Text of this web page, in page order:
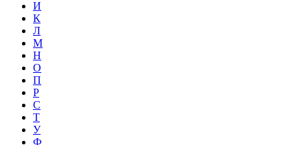
И
К
Л
М
Н
О
П
Р
С
Т
У
Ф